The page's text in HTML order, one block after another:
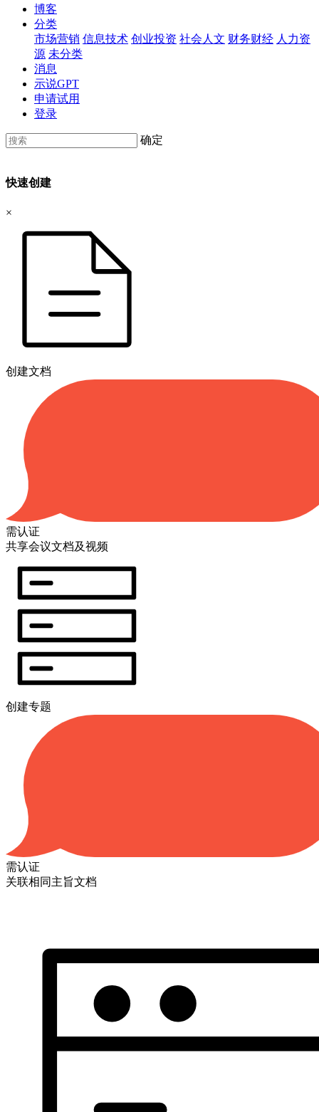
博客
分类
市场营销 信息技术 创业投资 社会人文 财务财经 人力资
源 未分类
消息
示说GPT
申请试用
登录
确定
快速创建
×
创建文档
需认证
共享会议文档及视频
创建专题
需认证
关联相同主旨文档